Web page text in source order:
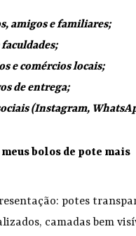
amigos e familiares;
faculdades;
e comércios locais;
de entrega;
(Instagram,
bolos de pote mais
potes
camadas bem